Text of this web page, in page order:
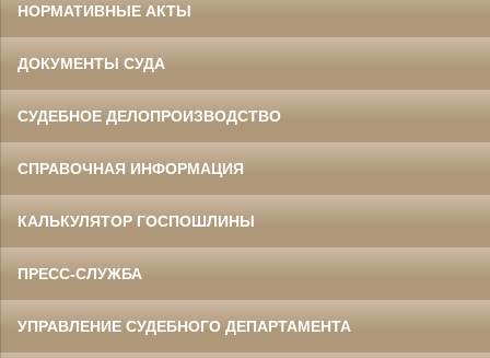
НОРМАТИВНЫЕ АКТЫ
ДОКУМЕНТЫ СУДА
СУДЕБНОЕ ДЕЛОПРОИЗВОДСТВО
СПРАВОЧНАЯ ИНФОРМАЦИЯ
КАЛЬКУЛЯТОР ГОСПОШЛИНЫ
ПРЕСС-СЛУЖБА
УПРАВЛЕНИЕ СУДЕБНОГО ДЕПАРТАМЕНТА